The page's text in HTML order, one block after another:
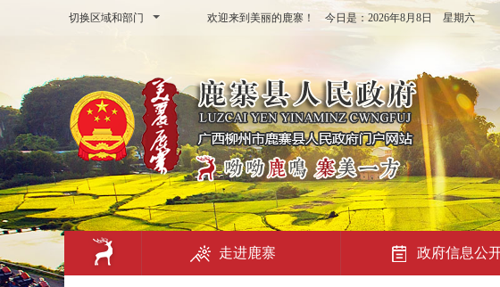
切换区域和部门 欢迎来到美丽的鹿寨！ 今日是： 2026年8月8日 星期六
走进鹿寨 政府信息公